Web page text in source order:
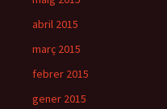
abril 2015
març 2015
febrer 2015
gener 2015